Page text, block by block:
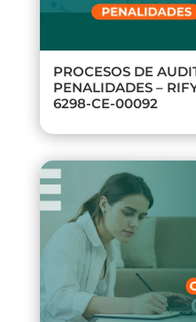
PROCESOS DE
PENALIDADES –
6298-CE-00092